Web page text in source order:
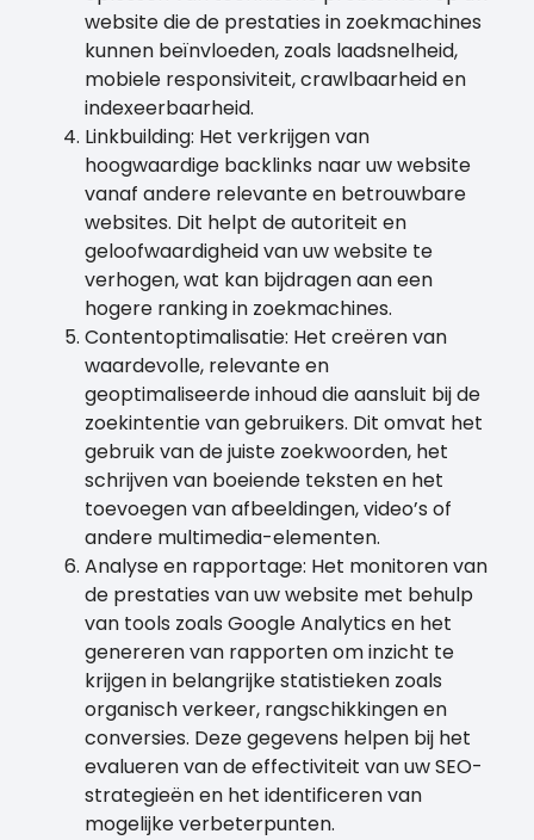
website die de prestaties in zoekmachines
kunnen beïnvloeden, zoals laadsnelheid,
mobiele responsiviteit, crawlbaarheid en
indexeerbaarheid.
Linkbuilding: Het verkrijgen van
hoogwaardige backlinks naar uw website
vanaf andere relevante en betrouwbare
websites. Dit helpt de autoriteit en
geloofwaardigheid van uw website te
verhogen, wat kan bijdragen aan een
hogere ranking in zoekmachines.
Contentoptimalisatie: Het creëren van
waardevolle, relevante en
geoptimaliseerde inhoud die aansluit bij de
zoekintentie van gebruikers. Dit omvat het
gebruik van de juiste zoekwoorden, het
schrijven van boeiende teksten en het
toevoegen van afbeeldingen, video’s of
andere multimedia-elementen.
Analyse en rapportage: Het monitoren van
de prestaties van uw website met behulp
van tools zoals Google Analytics en het
genereren van rapporten om inzicht te
krijgen in belangrijke statistieken zoals
organisch verkeer, rangschikkingen en
conversies. Deze gegevens helpen bij het
evalueren van de effectiviteit van uw SEO-
strategieën en het identificeren van
mogelijke verbeterpunten.